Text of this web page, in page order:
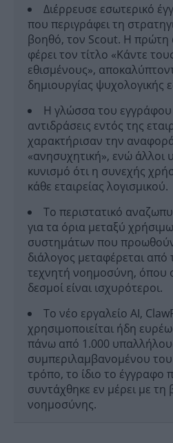
Διέρρευσε εσωτερικό
που περιγράφει τη
βοηθό, τον Scout. Η πρώτη
φέρει τον τίτλο «Κάντε
εθισμένους»,
δημιουργίας ψυχολογικής
Η γλώσσα του
αντιδράσεις εντός της
χαρακτήρισαν την
«ανησυχητική», ενώ άλλοι
κυνισμό ότι η συνεχής
κάθε εταιρείας λογισμικού.
Το περιστατικό
για τα όρια μεταξύ
συστημάτων που
διάλογος μεταφέρεται
τεχνητή νοημοσύνη, όπου
δεσμοί είναι ισχυρότεροι.
Το νέο εργαλείο AI,
χρησιμοποιείται ήδη
πάνω από 1.000
συμπεριλαμβανομένου του
τρόπο, το ίδιο το έγγραφο
συντάχθηκε εν μέρει με τη
νοημοσύνης.